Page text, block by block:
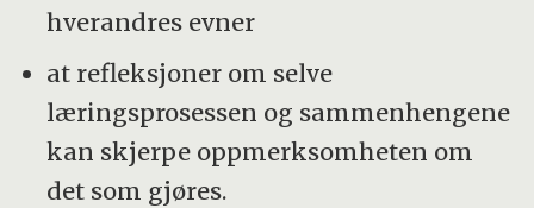
hverandres evner
at refleksjoner om selve
læringsprosessen og sammenhengene
kan skjerpe oppmerksomheten om
det som gjøres.